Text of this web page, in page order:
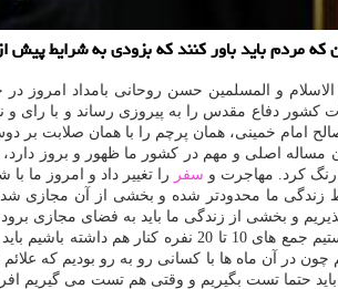
مردم باید باور كنند كه بزودی به شرایط
و المسلمین حسن روحانی بامداد امروز در
امام خمینی، همان پرچم را با همان صلابت بر
مساله اصلی و مهم در کشور ما ظهور و بروز
رنگ کرد. مهاجرت و سفر را تغییر داد و امروز ما
زندگی ما محدودتر شده و بخشی از آن مجازی
و بخشی از زندگی ما باید به فضای مجازی برود.
از آن صرف نظر نماییم و این
در آن ماه ها با کسانی رو به رو بودیم که
باید حتما تست بگیریم و وقتی هم تست می گیریم